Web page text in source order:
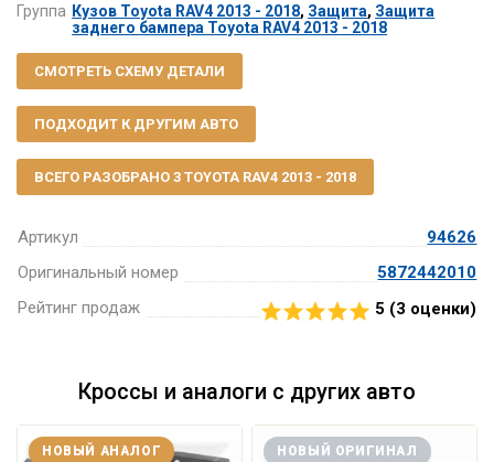
Артикул
94626
Оригинальный номер
5872442010
Рейтинг продаж
5 (3 оценки)
Группа Кузов Toyota RAV4 2013 - 2018, Защита, Защита
заднего бампера Toyota RAV4 2013 - 2018
СМОТРЕТЬ СХЕМУ ДЕТАЛИ
ПОДХОДИТ К ДРУГИМ АВТО
ВСЕГО РАЗОБРАНО 3 TOYOTA RAV4 2013 - 2018
Кроссы и аналоги с других авто
НОВЫЙ АНАЛОГ НОВЫЙ ОРИГИНАЛ